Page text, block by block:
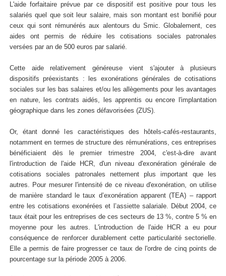
L'aide forfaitaire prévue par ce dispositif est positive pour tous les
salariés quel que soit leur salaire, mais son montant est bonifié pour
ceux qui sont rémunérés aux alentours du Smic. Globalement, ces
aides ont permis de réduire les cotisations sociales patronales
versées par an de 500 euros par salarié.
Cette aide relativement généreuse vient s'ajouter à plusieurs
dispositifs préexistants : les exonérations générales de cotisations
sociales sur les bas salaires et/ou les allègements pour les avantages
en nature, les contrats aidés, les apprentis ou encore l'implantation
géographique dans les zones défavorisées (ZUS).
Or, étant donné les caractéristiques des hôtels-cafés-restaurants,
notamment en termes de structure des rémunérations, ces entreprises
bénéficiaient dès le premier trimestre 2004, c'est-à-dire avant
l'introduction de l'aide HCR, d'un niveau d'exonération générale de
cotisations sociales patronales nettement plus important que les
autres. Pour mesurer l'intensité de ce niveau d'exonération, on utilise
de manière standard le taux d’exonération apparent (TEA) – rapport
entre les cotisations exonérées et l’assiette salariale. Début 2004, ce
taux était pour les entreprises de ces secteurs de 13 %, contre 5 % en
moyenne pour les autres. L'introduction de l'aide HCR a eu pour
conséquence de renforcer durablement cette particularité sectorielle.
Elle a permis de faire progresser ce taux de l'ordre de cinq points de
pourcentage sur la période 2005 à 2006.